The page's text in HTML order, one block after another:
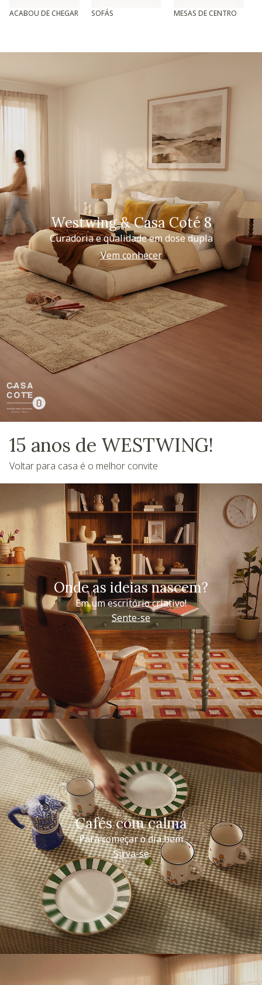
ACABOU DE CHEGAR SOFÁS MESAS DE CENTRO
Westwing & Casa Coté 8
Curadoria e qualidade em dose dupla
Vem conhecer
15 anos de WESTWING!
Voltar para casa é o melhor convite
Onde as ideias nascem?
Em um escritório criativo!
Sente-se
Cafés com calma
Para começar o dia bem
Sirva-se